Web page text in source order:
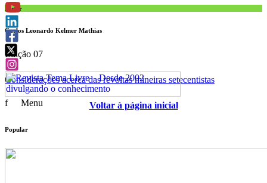
f Menu
Autor
Carlos Leonardo Kelmer Mathias
Edição 07
Considerações acerca das revoltas mineiras setecentistas
Voltar à página inicial
Popular